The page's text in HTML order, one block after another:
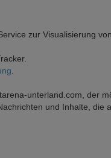
zur Visualisierung
unterland.com, der
und Inhalte, die